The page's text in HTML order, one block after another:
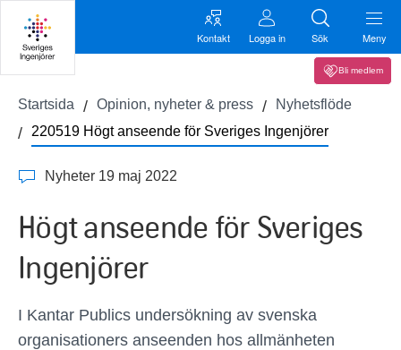
Kontakt Logga in Sök Meny
Bli medlem
Startsida Opinion, nyheter & press
Nyhetsflöde
220519 Högt anseende för Sveriges Ingenjörer
Nyheter 19 maj 2022
Högt anseende för Sveriges
Ingenjörer
I Kantar Publics undersökning av svenska
organisationers anseenden hos allmänheten